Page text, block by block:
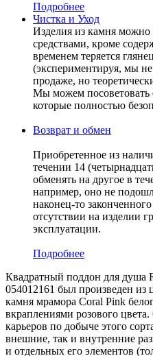
Подробнее
Чистка и Уход
Изделия из камня
средствами, кроме
временем теряется
(экспериментируя, мы
продаже, но
Мы можем посоветовать
которые полностью
Возврат и обмен
Приобретенное из
течении 14
обменять на другое в
например, оно не
наконец-то
отсутствии на изделии
эксплуатации.
Подробнее
Квадратный поддон для душа
054012161 был произведен из
камня мрамора Coral Pink
вкраплениями розового
карьеров по добыче этого
внешние, так и внутренние
и отдельных его элементов